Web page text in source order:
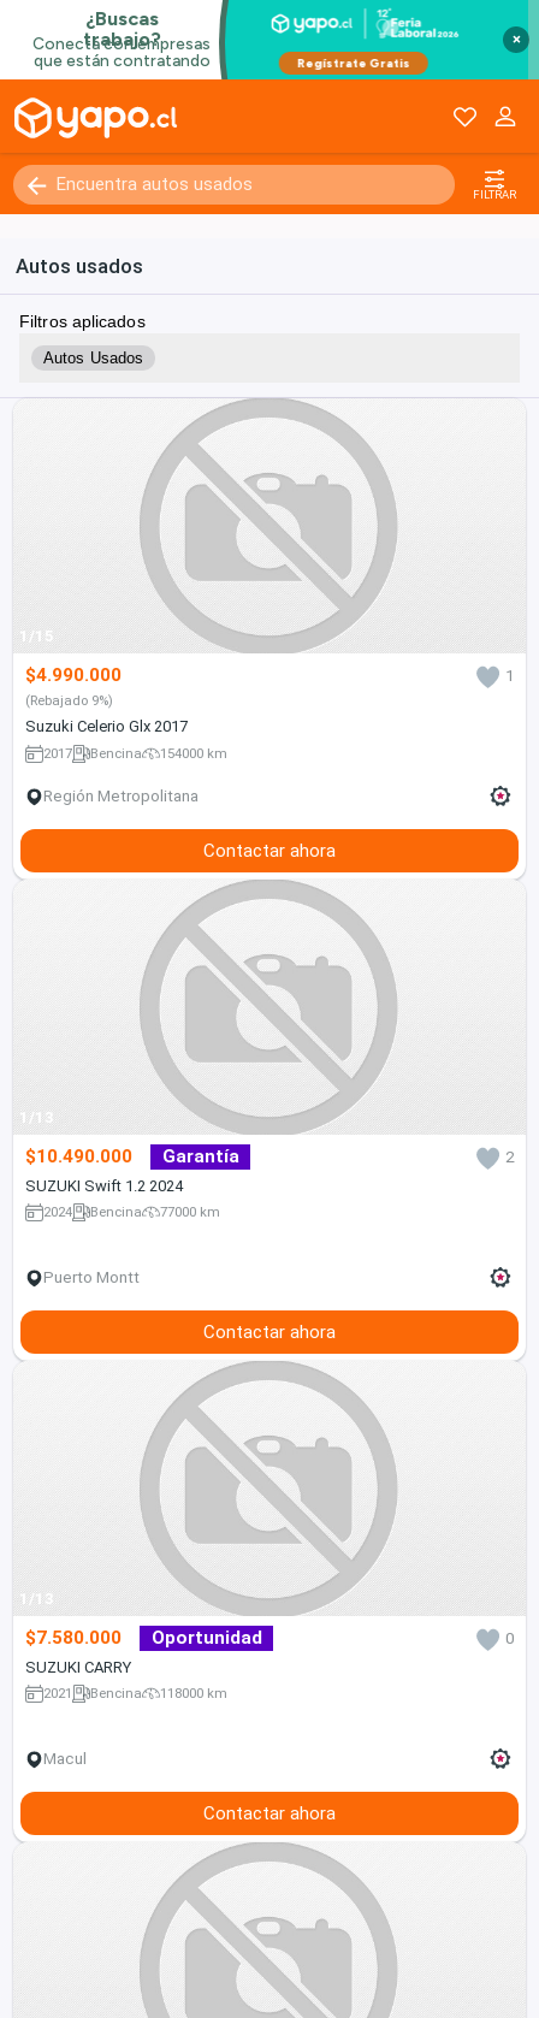
×
FILTRAR
Autos usados
Filtros aplicados
Autos Usados
1/15
$4.990.000 1
(Rebajado 9%)
Suzuki Celerio Glx 2017
2017 Bencina 154000 km
Región Metropolitana
Contactar ahora
1/13
$10.490.000 Garantía
2
SUZUKI Swift 1.2 2024
2024 Bencina 77000 km
Puerto Montt
Contactar ahora
1/13
$7.580.000 Oportunidad
0
SUZUKI CARRY
2021 Bencina 118000 km
Macul
Contactar ahora